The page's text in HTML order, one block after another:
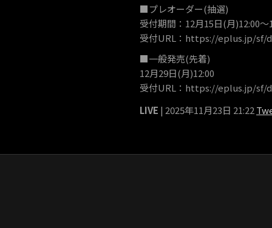
■プレオーダー(抽選)
受付期間：12月15日(月)12:00
受付URL：https://eplus.jp/sf/
■一般発売(先着)
12月29日(月)12:00
受付URL：https://eplus.jp/sf/
LIVE | 2025年11月23日 21:22